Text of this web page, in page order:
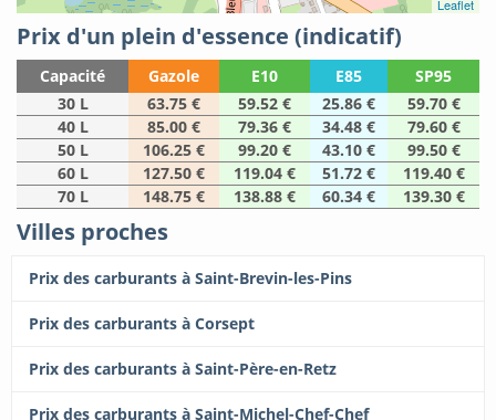
Leaflet
Prix d'un plein d'essence (indicatif)
Capacité Gazole E10 E85
SP95
30 L
63.75 € 59.52 € 25.86 €
59.70 €
40 L
85.00 € 79.36 € 34.48 €
79.60 €
50 L
106.25 € 99.20 € 43.10 €
99.50 €
60 L
127.50 € 119.04 € 51.72 €
119.40 €
70 L
148.75 € 138.88 € 60.34 € 139.30 €
Villes proches
Prix des carburants à Saint-Brevin-les-Pins
Prix des carburants à Corsept
Prix des carburants à Saint-Père-en-Retz
Prix des carburants à Saint-Michel-Chef-Chef